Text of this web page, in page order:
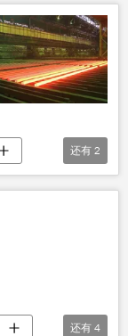
还有 2
还有 4